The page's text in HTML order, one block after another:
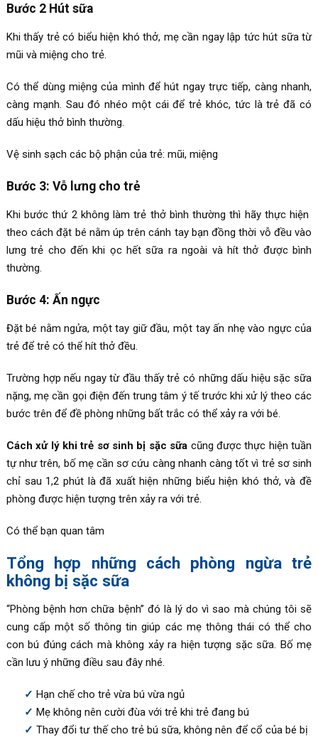
Bước 2 Hút sữa
Khi thấy trẻ có biểu hiện khó thở, mẹ cần ngay lập tức hút sữa từ
mũi và miệng cho trẻ.
Có thể dùng miệng của mình để hút ngay trực tiếp, càng nhanh,
càng mạnh. Sau đó nhéo một cái để trẻ khóc, tức là trẻ đã có
dấu hiệu thở bình thường.
Vệ sinh sạch các bộ phận của trẻ: mũi, miệng
Bước 3: Vỗ lưng cho trẻ
Khi bước thứ 2 không làm trẻ thở bình thường thì hãy thực hiện
theo cách đặt bé nằm úp trên cánh tay bạn đồng thời vỗ đều vào
lưng trẻ cho đến khi ọc hết sữa ra ngoài và hít thở được bình
thường.
Bước 4: Ấn ngực
Đặt bé nằm ngửa, một tay giữ đầu, một tay ấn nhẹ vào ngực của
trẻ để trẻ có thể hít thở đều.
Trường hợp nếu ngay từ đầu thấy trẻ có những dấu hiệu sặc sữa
nặng, mẹ cần gọi điện đến trung tâm ý tế trước khi xử lý theo các
bước trên để đề phòng những bất trắc có thể xảy ra với bé.
Cách xử lý khi trẻ sơ sinh bị sặc sữa cũng được thực hiện tuần
tự như trên, bố mẹ cần sơ cứu càng nhanh càng tốt vì trẻ sơ sinh
chỉ sau 1,2 phút là đã xuất hiện những biểu hiện khó thở, và đề
phòng được hiện tượng trên xảy ra với trẻ.
Có thể bạn quan tâm
Tổng hợp những cách phòng ngừa trẻ
không bị sặc sữa
“Phòng bệnh hơn chữa bệnh” đó là lý do vì sao mà chúng tôi sẽ
cung cấp một số thông tin giúp các mẹ thông thái có thể cho
con bú đúng cách mà không xảy ra hiện tượng sặc sữa. Bố mẹ
cần lưu ý những điều sau đây nhé.
Hạn chế cho trẻ vừa bú vừa ngủ
Mẹ không nên cười đùa với trẻ khi trẻ đang bú
Thay đổi tư thế cho trẻ bú sữa, không nên để cổ của bé bị